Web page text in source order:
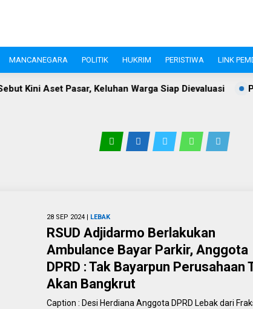
MANCANEGARA POLITIK HUKRIM PERISTIWA LINK
Keluhan Warga Siap Dievaluasi Perangi Stunting,
28 SEP 2024 | LEBAK
RSUD Adjidarmo Berlakukan
Ambulance Bayar Parkir, Anggota
DPRD : Tak Bayarpun Perusahaan
Akan Bangkrut
Caption : Desi Herdiana Anggota DPRD Lebak dari